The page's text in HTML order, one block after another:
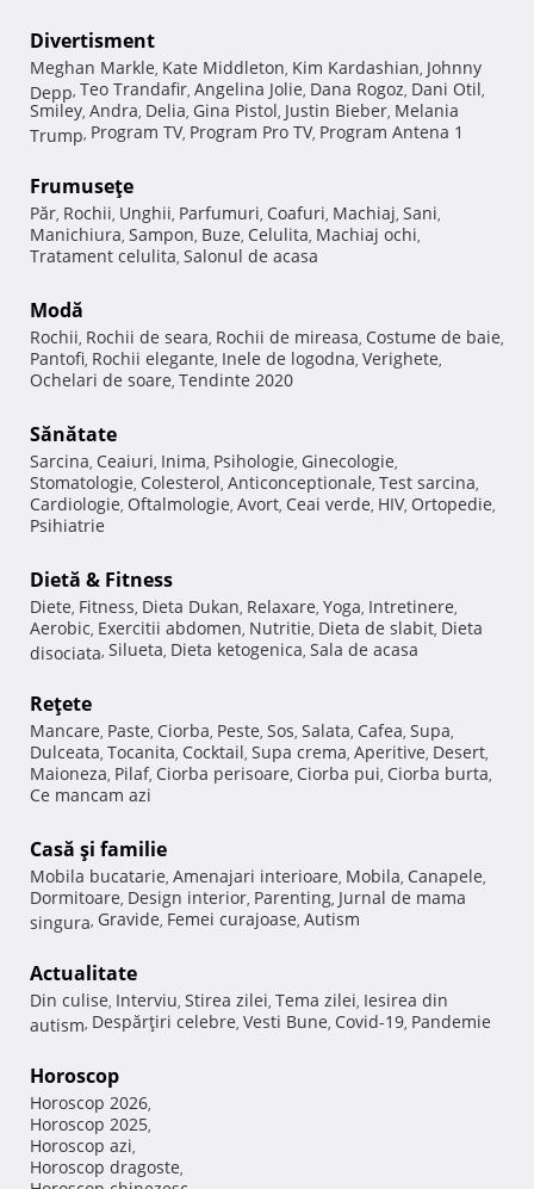
Divertisment
Meghan Markle, Kate Middleton, Kim Kardashian, Johnny
Depp, Teo Trandafir, Angelina Jolie, Dana Rogoz, Dani Otil,
Smiley, Andra, Delia, Gina Pistol, Justin Bieber, Melania
Trump, Program TV, Program Pro TV, Program Antena 1
Frumuseţe
Păr, Rochii, Unghii, Parfumuri, Coafuri, Machiaj, Sani,
Manichiura, Sampon, Buze, Celulita, Machiaj ochi,
Tratament celulita, Salonul de acasa
Modă
Rochii, Rochii de seara, Rochii de mireasa, Costume de baie,
Pantofi, Rochii elegante, Inele de logodna, Verighete,
Ochelari de soare, Tendinte 2020
Sănătate
Sarcina, Ceaiuri, Inima, Psihologie, Ginecologie,
Stomatologie, Colesterol, Anticonceptionale, Test sarcina,
Cardiologie, Oftalmologie, Avort, Ceai verde, HIV, Ortopedie,
Psihiatrie
Dietă & Fitness
Diete, Fitness, Dieta Dukan, Relaxare, Yoga, Intretinere,
Aerobic, Exercitii abdomen, Nutritie, Dieta de slabit, Dieta
disociata, Silueta, Dieta ketogenica, Sala de acasa
Reţete
Mancare, Paste, Ciorba, Peste, Sos, Salata, Cafea, Supa,
Dulceata, Tocanita, Cocktail, Supa crema, Aperitive, Desert,
Maioneza, Pilaf, Ciorba perisoare, Ciorba pui, Ciorba burta,
Ce mancam azi
Casă şi familie
Mobila bucatarie, Amenajari interioare, Mobila, Canapele,
Dormitoare, Design interior, Parenting, Jurnal de mama
singura, Gravide, Femei curajoase, Autism
Actualitate
Din culise, Interviu, Stirea zilei, Tema zilei, Iesirea din
autism, Despărţiri celebre, Vesti Bune, Covid-19, Pandemie
Horoscop
Horoscop 2026,
Horoscop 2025,
Horoscop azi,
Horoscop dragoste,